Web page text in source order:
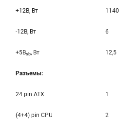
+12B, Вт 1140
-12B, Вт 6
+5Bsb, Вт 12,5
Разъемы:
24 pin ATX 1
(4+4) pin CPU 2